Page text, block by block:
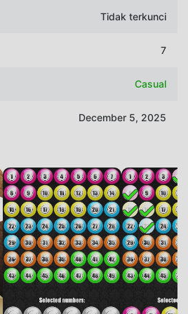
Tidak terkunci
7
Casual
December 5, 2025